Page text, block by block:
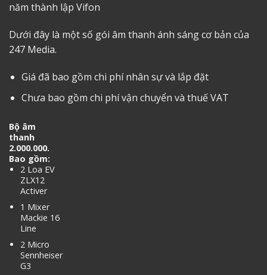
năm thành lập Vifon
Dưới đây là một số gói âm thanh ánh sáng cơ bản của
247 Media.
Giá đã bao gồm chi phí nhân sự và lắp đặt
Chưa bao gồm chi phí vận chuyển và thuế VAT
Bộ âm
thanh
2.000.000.
Bao gồm:
2 Loa EV
ZLX12
Activer
1 Mixer
Mackie 16
Line
2 Micro
Sennheiser
G3